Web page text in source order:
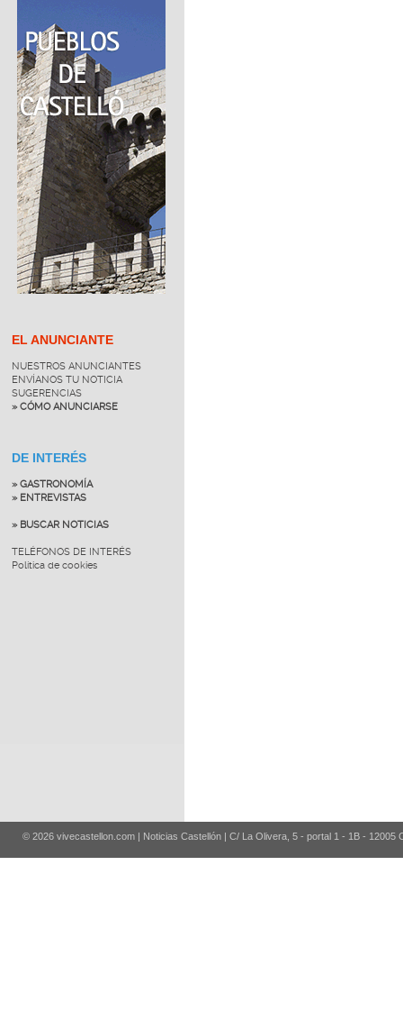
EL ANUNCIANTE
NUESTROS ANUNCIANTES
ENVÍANOS TU NOTICIA
SUGERENCIAS
» CÓMO ANUNCIARSE
DE INTERÉS
» GASTRONOMÍA
» ENTREVISTAS
» BUSCAR NOTICIAS
TELÉFONOS DE INTERÉS
Política de cookies
© 2026 vivecastellon.com | Noticias Castellón | C/ La Olivera, 5 - portal 1 - 1B - 12005